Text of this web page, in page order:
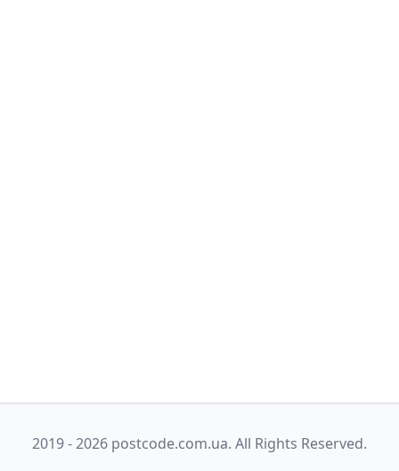
2019 - 2026 postcode.com.ua. All Rights Reserved.